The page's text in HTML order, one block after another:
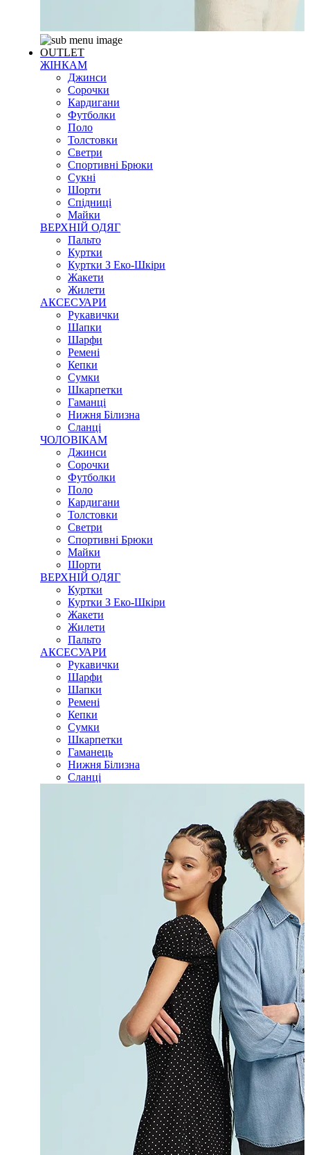
OUTLET
ЖІНКАМ
Джинси
Сорочки
Кардигани
Футболки
Поло
Толстовки
Светри
Спортивні Брюки
Сукні
Шорти
Спідниці
Майки
ВЕРХНІЙ ОДЯГ
Пальто
Куртки
Куртки З Еко-Шкіри
Жакети
Жилети
АКСЕСУАРИ
Рукавички
Шапки
Шарфи
Ремені
Кепки
Сумки
Шкарпетки
Гаманці
Нижня Білизна
Сланці
ЧОЛОВІКАМ
Джинси
Сорочки
Футболки
Поло
Кардигани
Толстовки
Светри
Спортивні Брюки
Майки
Шорти
ВЕРХНІЙ ОДЯГ
Куртки
Куртки З Еко-Шкіри
Жакети
Жилети
Пальто
АКСЕСУАРИ
Рукавички
Шарфи
Шапки
Ремені
Кепки
Сумки
Шкарпетки
Гаманець
Нижня Білизна
Сланці